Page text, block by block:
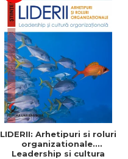
LIDERII: Arhetipuri si roluri
organizationale.
Leadership si cultura